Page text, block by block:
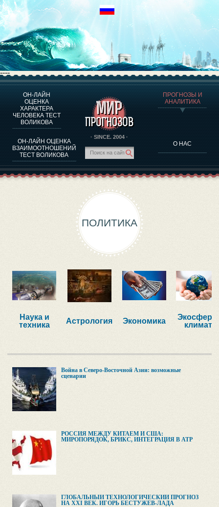
----
ОН-ЛАЙН
ОЦЕНКА
ХАРАКТЕРА
ЧЕЛОВЕКА ТЕСТ
ВОЛИКОВА
ОН-ЛАЙН ОЦЕНКА
ВЗАИМООТНОШЕНИЙ
ТЕСТ ВОЛИКОВА
· SINCE. 2004 ·
ПРОГНОЗЫ И
АНАЛИТИКА
О НАС
О ПРОГРАММЕ
ОЦЕНКА ХАРАКТЕРA ЧЕЛОВЕКА
ОЦЕНКА ХАРАКТЕРА ВЫДАЮЩИХСЯ ЛИЧНОСТЕЙ
О ПРОГРАММЕ
ТЕСТ НА СОВМЕСТИМОСТЬ ВОЛИКОВА
ПРОГНОЗЫ И АНАЛИТИКА
ПОЛИТИКА
Наука и
техника
Астрология Экономика
Экосфера,
климат
Война в Северо-Восточной Азии: возможные
сценарии
РОССИЯ МЕЖДУ КИТАЕМ И США:
МИРОПОРЯДОК, БРИКС, ИНТЕГРАЦИЯ В АТР
ГЛОБАЛЬНЫЙ ТЕХНОЛОГИЧЕСКИЙ ПРОГНОЗ
НА XXI ВЕК. ИГОРЬ БЕСТУЖЕВ-ЛАДА